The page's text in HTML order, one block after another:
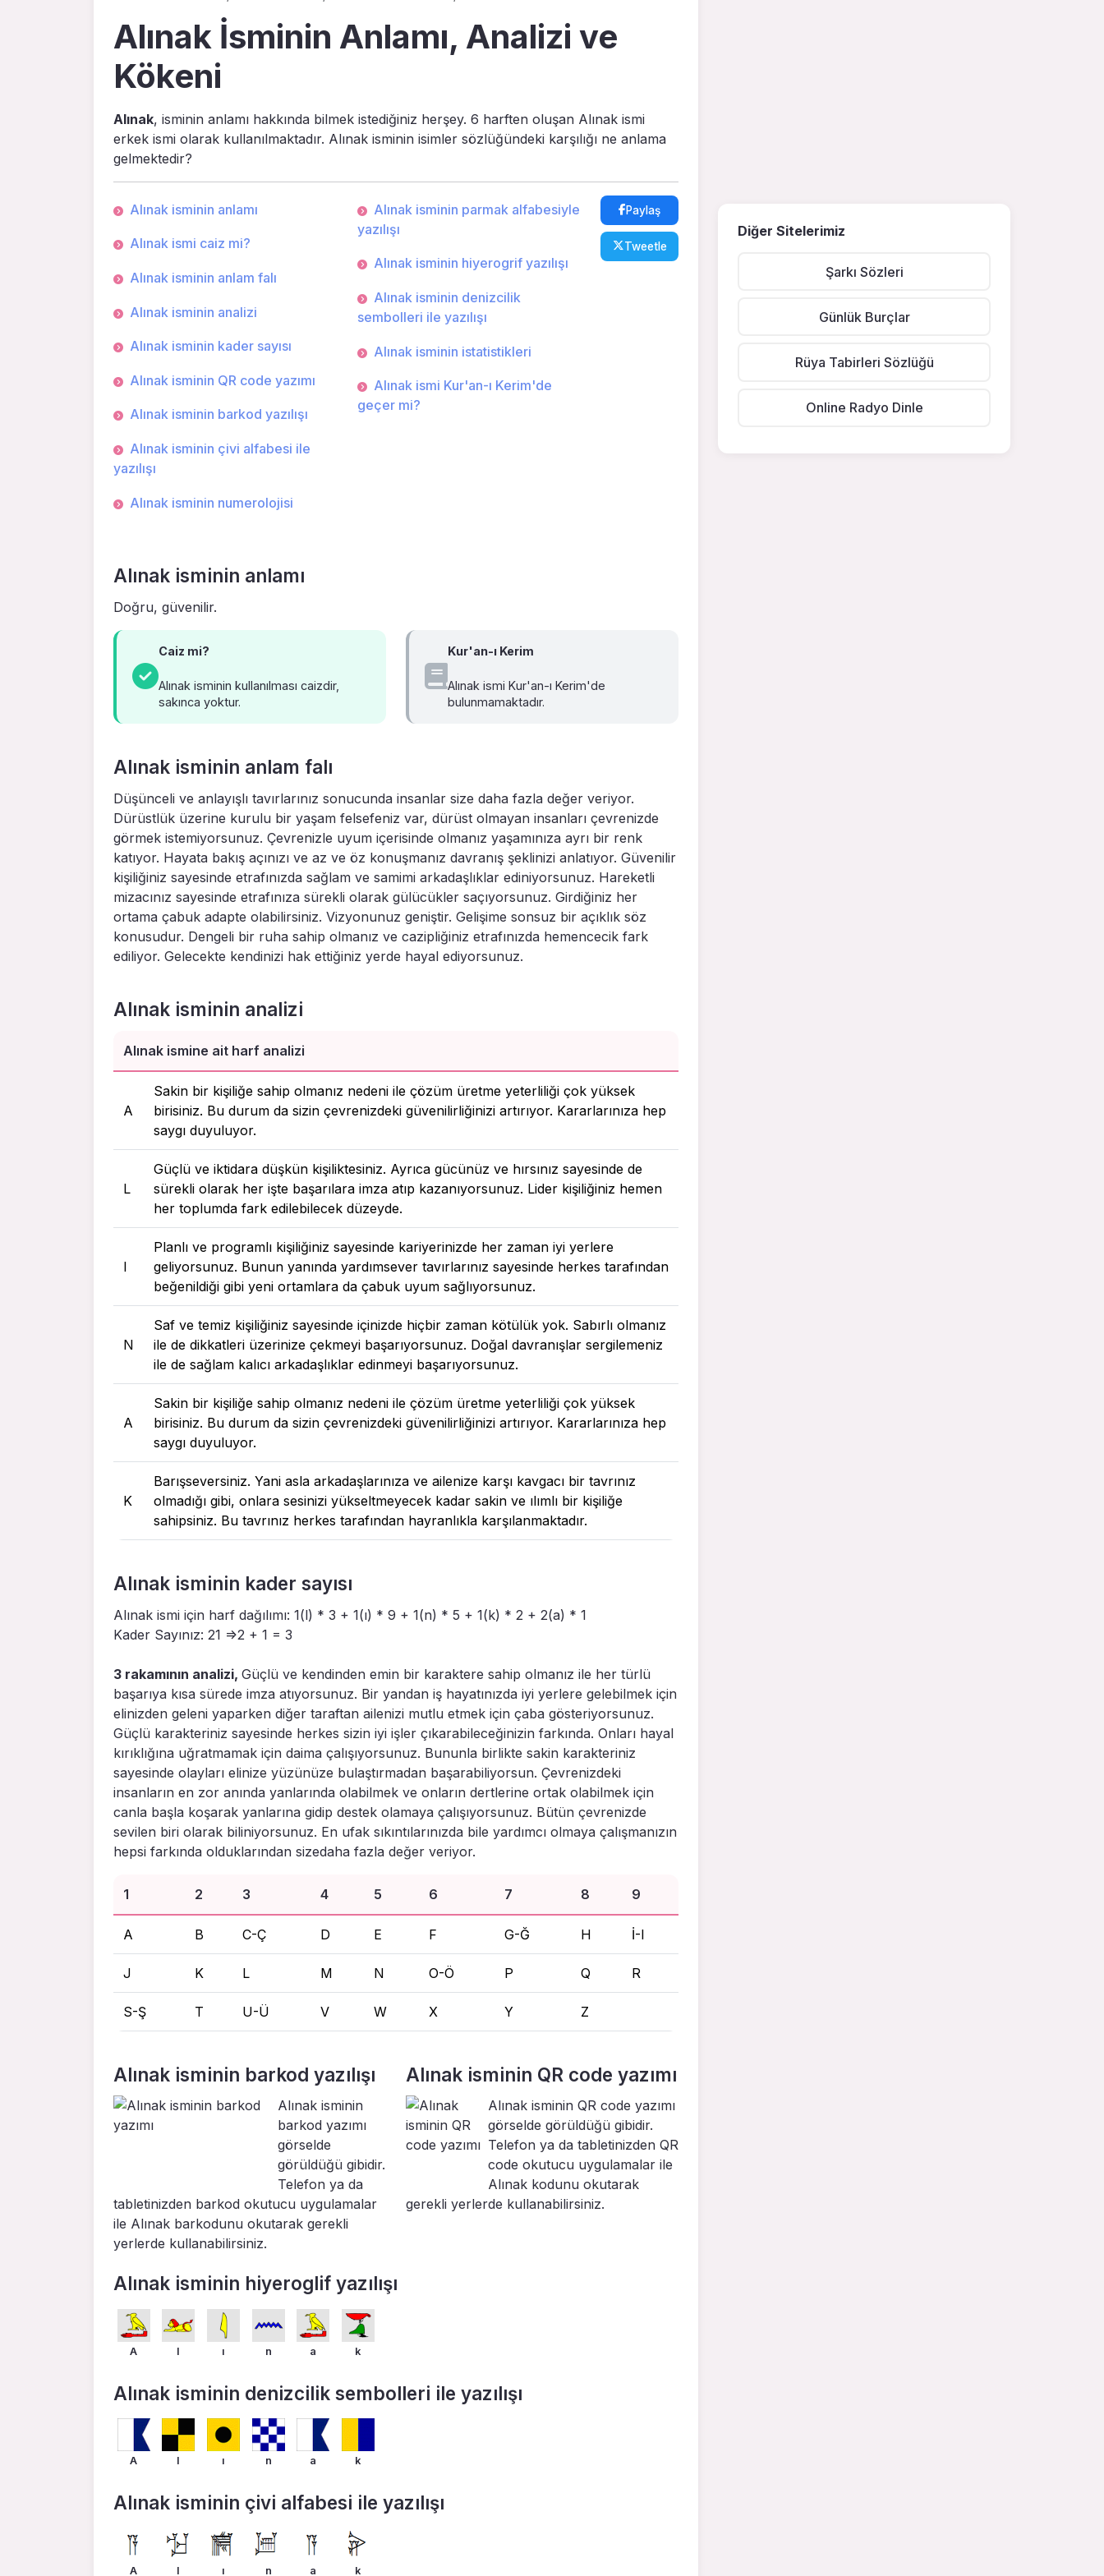
Alınak İsminin Anlamı, Analizi ve
Kökeni
Alınak, isminin anlamı hakkında bilmek istediğiniz herşey. 6 harften oluşan Alınak ismi
erkek ismi olarak kullanılmaktadır. Alınak isminin isimler sözlüğündeki karşılığı ne anlama
gelmektedir?
Alınak isminin anlamı
Alınak ismi caiz mi?
Alınak isminin anlam falı
Alınak isminin analizi
Alınak isminin kader sayısı
Alınak isminin QR code yazımı
Alınak isminin barkod yazılışı
Alınak isminin çivi alfabesi ile
yazılışı
Alınak isminin numerolojisi
Alınak isminin parmak alfabesiyle
yazılışı
Alınak isminin hiyerogrif yazılışı
Alınak isminin denizcilik
sembolleri ile yazılışı
Alınak isminin istatistikleri
Alınak ismi Kur'an-ı Kerim'de
geçer mi?
Paylaş
Tweetle
Alınak isminin anlamı
Doğru, güve­nilir.
Caiz mi?
Alınak isminin kullanılması caizdir,
sakınca yoktur.
Kur'an-ı Kerim
Alınak ismi Kur'an-ı Kerim'de
bulunmamaktadır.
Alınak isminin anlam falı
Düşünceli ve anlayışlı tavırlarınız sonucunda insanlar size daha fazla değer veriyor.
Dürüstlük üzerine kurulu bir yaşam felsefeniz var, dürüst olmayan insanları çevrenizde
görmek istemiyorsunuz. Çevrenizle uyum içerisinde olmanız yaşamınıza ayrı bir renk
katıyor. Hayata bakış açınızı ve az ve öz konuşmanız davranış şeklinizi anlatıyor. Güvenilir
kişiliğiniz sayesinde etrafınızda sağlam ve samimi arkadaşlıklar ediniyorsunuz. Hareketli
mizacınız sayesinde etrafınıza sürekli olarak gülücükler saçıyorsunuz. Girdiğiniz her
ortama çabuk adapte olabilirsiniz. Vizyonunuz geniştir. Gelişime sonsuz bir açıklık söz
konusudur. Dengeli bir ruha sahip olmanız ve cazipliğiniz etrafınızda hemencecik fark
ediliyor. Gelecekte kendinizi hak ettiğiniz yerde hayal ediyorsunuz.
Alınak isminin analizi
Alınak ismine ait harf analizi
A
Sakin bir kişiliğe sahip olmanız nedeni ile çözüm üretme yeterliliği çok yüksek
birisiniz. Bu durum da sizin çevrenizdeki güvenilirliğinizi artırıyor. Kararlarınıza hep
saygı duyuluyor.
L
Güçlü ve iktidara düşkün kişiliktesiniz. Ayrıca gücünüz ve hırsınız sayesinde de
sürekli olarak her işte başarılara imza atıp kazanıyorsunuz. Lider kişiliğiniz hemen
her toplumda fark edilebilecek düzeyde.
I
Planlı ve programlı kişiliğiniz sayesinde kariyerinizde her zaman iyi yerlere
geliyorsunuz. Bunun yanında yardımsever tavırlarınız sayesinde herkes tarafından
beğenildiği gibi yeni ortamlara da çabuk uyum sağlıyorsunuz.
N
Saf ve temiz kişiliğiniz sayesinde içinizde hiçbir zaman kötülük yok. Sabırlı olmanız
ile de dikkatleri üzerinize çekmeyi başarıyorsunuz. Doğal davranışlar sergilemeniz
ile de sağlam kalıcı arkadaşlıklar edinmeyi başarıyorsunuz.
A
Sakin bir kişiliğe sahip olmanız nedeni ile çözüm üretme yeterliliği çok yüksek
birisiniz. Bu durum da sizin çevrenizdeki güvenilirliğinizi artırıyor. Kararlarınıza hep
saygı duyuluyor.
K
Barışseversiniz. Yani asla arkadaşlarınıza ve ailenize karşı kavgacı bir tavrınız
olmadığı gibi, onlara sesinizi yükseltmeyecek kadar sakin ve ılımlı bir kişiliğe
sahipsiniz. Bu tavrınız herkes tarafından hayranlıkla karşılanmaktadır.
Alınak isminin kader sayısı
Alınak ismi için harf dağılımı: 1(l) * 3 + 1(ı) * 9 + 1(n) * 5 + 1(k) * 2 + 2(a) * 1
Kader Sayınız: 21 =>2 + 1 = 3
3 rakamının analizi, Güçlü ve kendinden emin bir karaktere sahip olmanız ile her türlü
başarıya kısa sürede imza atıyorsunuz. Bir yandan iş hayatınızda iyi yerlere gelebilmek için
elinizden geleni yaparken diğer taraftan ailenizi mutlu etmek için çaba gösteriyorsunuz.
Güçlü karakteriniz sayesinde herkes sizin iyi işler çıkarabileceğinizin farkında. Onları hayal
kırıklığına uğratmamak için daima çalışıyorsunuz. Bununla birlikte sakin karakteriniz
sayesinde olayları elinize yüzünüze bulaştırmadan başarabiliyorsun. Çevrenizdeki
insanların en zor anında yanlarında olabilmek ve onların dertlerine ortak olabilmek için
canla başla koşarak yanlarına gidip destek olamaya çalışıyorsunuz. Bütün çevrenizde
sevilen biri olarak biliniyorsunuz. En ufak sıkıntılarınızda bile yardımcı olmaya çalışmanızın
hepsi farkında olduklarından sizedaha fazla değer veriyor.
1 2 3 4 5 6 7 8 9
A B C-Ç D E F G-Ğ H İ-I
J K L M N O-Ö P Q R
S-Ş T U-Ü V W X Y Z
Alınak isminin barkod yazılışı
Alınak isminin
barkod yazımı
görselde
görüldüğü gibidir.
Telefon ya da
tabletinizden barkod okutucu uygulamalar
ile Alınak barkodunu okutarak gerekli
yerlerde kullanabilirsiniz.
Alınak isminin QR code yazımı
Alınak isminin QR code yazımı
görselde görüldüğü gibidir.
Telefon ya da tabletinizden QR
code okutucu uygulamalar ile
Alınak kodunu okutarak
gerekli yerlerde kullanabilirsiniz.
Alınak isminin hiyeroglif yazılışı
A l ı n a k
Alınak isminin denizcilik sembolleri ile yazılışı
A l ı n a k
Alınak isminin çivi alfabesi ile yazılışı
A l ı n a k
Diğer Sitelerimiz
Şarkı Sözleri
Günlük Burçlar
Rüya Tabirleri Sözlüğü
Online Radyo Dinle